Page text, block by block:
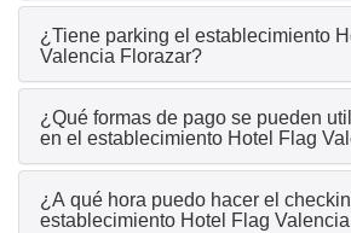
¿Tiene parking el establecimiento
Valencia Florazar?
¿Qué formas de pago se pueden
en el establecimiento Hotel Flag
¿A qué hora puedo hacer el
establecimiento Hotel Flag